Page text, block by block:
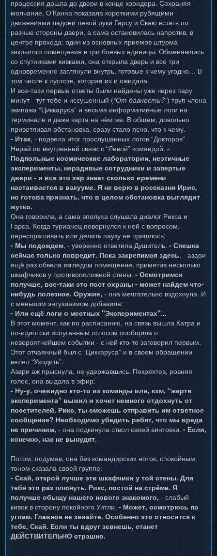
процессия дошла до двери в конце коридора. Сохраняя
молчание, О’Канна показала короткими рубящими
движениями ладони левой руки Гарсу и Скаю встать по
разные стороны двери, а сама остановилась напротив, в
центре прохода: один из основных приемов штурма
закрытого помещения в три боевых единицы. Обменявшись
со спутниками кивками, она открыла дверь и все три
одновременно заглянули внутрь, готовые к чему угодно… В
том числе к пустоте, которая их и ожидала.
И все-таки первые ответы были найдены уже через пару
минут - тут тебе и иссушенный (“От давности?”) труп члена
экипажа “Циккаруса” и весьма информативные логи на
терминале и даже карта на нём же. В общем, довольно
приветливая обстановка, сразу стало ясно, что к чему.
- Итак, - подвела итог прослушанных логов “Докторов”
Нерай по внутренней связи с “Левой” командой. -
Подпольные космические лаборатории, неэтичные
эксперименты, нерадивые сотрудники и запертые
двери - и все это хер знает сколько времени
настаивается в вакууме. Я не верю в россказни Ирис,
но готова признать, что в целом обстановка выглядит
жутко.
Она говорила, а сама вполуха слушала диалог Рикса и
Гарса. Когда турианец повернулся к ней с вопросом,
переспрашивать или делать паузу не пришлось:
- Мы подождем, - уверенно ответила Душитель. - Спешка
сейчас только повредит. Пока закрепимся здесь, - азари
ещё раз обвела взглядом помещение, приметив несколько
шкафчиков у противоположной стены. - Осмотримся
получше, все-таки это пост охраны - может найдем что-
нибудь полезное. Оружие, - она мечтательно вздохнула. И
с меньшим энтузиазмом добавила:
- Или ещё логи о местных "Экспериментах"...
В этот момент, как по расписанию, на связь вышла Катра и
по-идиотски испуганным голосом сообщила о
невероятнейшем событии - с ней кто-то заговорил первым.
Этот отчаянный был с “Циккаруса” и в своем обращении
велел “Уходить”.
Азари аж прыснула, не удержавшись. Покряхтев, ровняя
голос, она выдала в эфир:
- Ну-у, очевидно кто-то из команды или, кхм, “жертв
эксперимента” выжил и хочет немного отдохнуть от
посетителей. Рикс, ты сможешь отправить им ответное
сообщение? Необходимо убедить ребят, что мы вреда
не причиним, - она подкинула ствол своей винтовки. - Если,
конечно, нас не вынудят.
Потом, подумав, она без командирских ноток, спокойным
тоном сказала своей группе:
- Скай, открой лучше эти шкафчики у той стены. Для
тебя это раз плюнуть. Рикс, постой на стрёме. Я
получше обыщу нашего нового знакомого, - слабый
кивок в сторону покойного Уитли. - Может, осмотрюсь по
углам. Главное не зевайте. Особенно это относится к
тебе, Скай. Если ты вдруг зевнешь, станет
ДЕЙСТВИТЕЛЬНО страшно.